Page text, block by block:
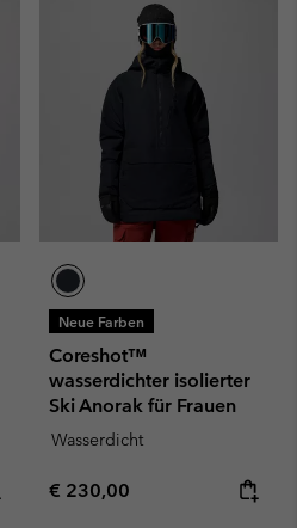
Neue Farben
Coreshot™
wasserdichter isolierter
Ski Anorak für Frauen
Wasserdicht
Regular price:
€ 230,00